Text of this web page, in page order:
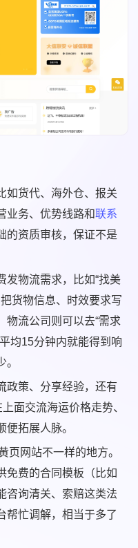
如货代、海外仓、报关
业务、优势线路和联系
的资质审核，保证不是
发物流需求，比如“找美
货物信息、时效要求写
物流公司则可以去“需求
均15分钟内就能得到响
政策、分享经验，还有
面交流海运价格走势、
拓展人脉。
页网站不一样的地方。
免费的合同模板（比如
咨询清关、索赔这类法
帮忙调解，相当于多了